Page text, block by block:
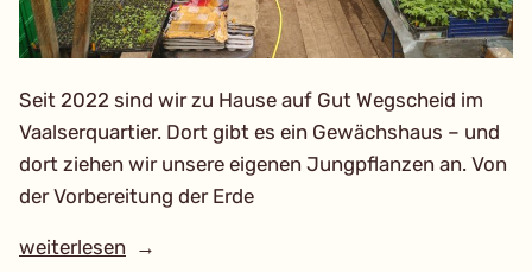
Seit 2022 sind wir zu Hause auf Gut Wegscheid im
Vaalserquartier. Dort gibt es ein Gewächshaus – und
dort ziehen wir unsere eigenen Jungpflanzen an. Von
der Vorbereitung der Erde
„Eigene
weiterlesen